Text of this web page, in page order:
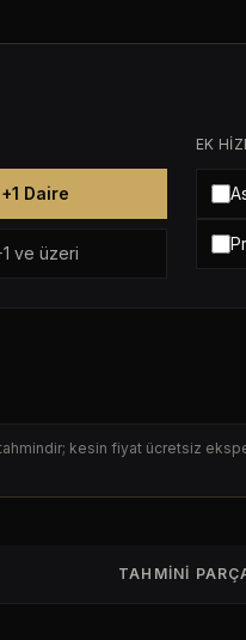
Daire
ve üzeri
EK
kesin fiyat ücretsiz
TAHMINI